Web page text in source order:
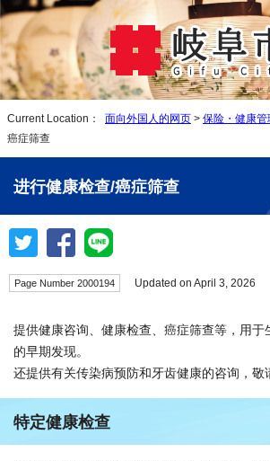
Current Location： 面向外国人的网页 > 保险・健康管
癌症筛查
进行健康检查/癌症筛查
Page Number 2000194 Updated on April 3, 2026
提供健康咨询、健康检查、癌症筛查等，用于
的早期发现。
还提供有关传染病预防和牙齿健康的咨询，敬
特定健康检查